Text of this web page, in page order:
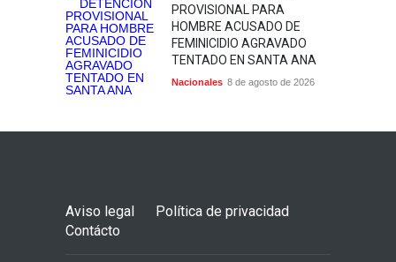
PROVISIONAL PARA
HOMBRE ACUSADO DE
FEMINICIDIO AGRAVADO
TENTADO EN SANTA ANA
Nacionales 8 de agosto de 2026
Aviso legal
Política de privacidad
Contácto